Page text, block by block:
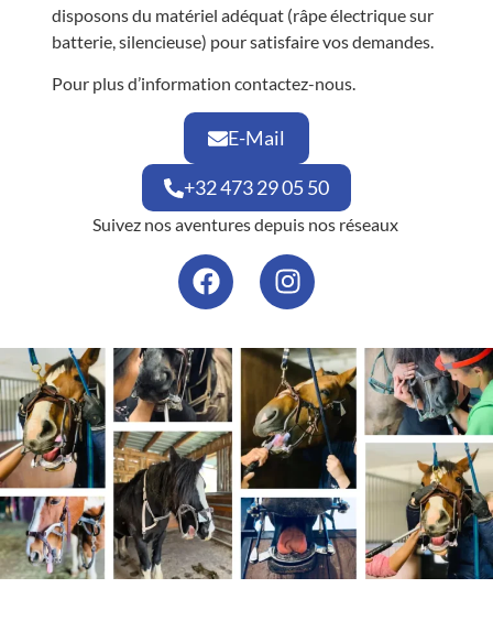
disposons du matériel adéquat (râpe électrique sur
batterie, silencieuse) pour satisfaire vos demandes.
Pour plus d’information contactez-nous.
+32 473 29 05 50
E-Mail
Suivez nos aventures depuis nos réseaux